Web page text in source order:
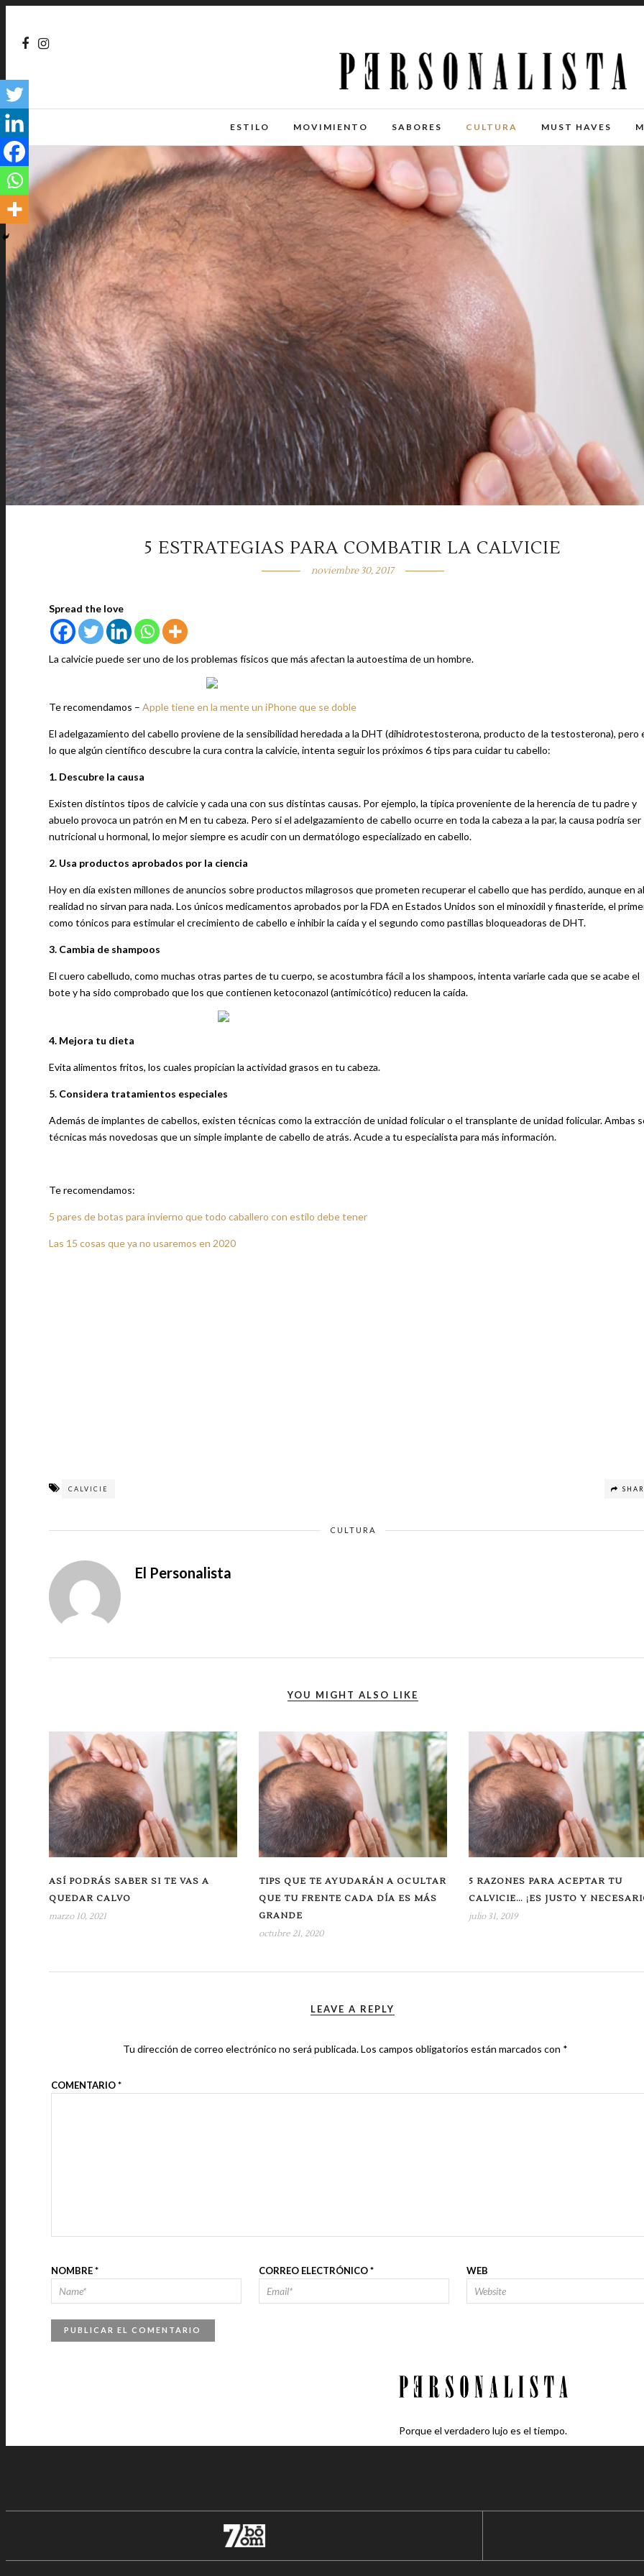
ESTILO MOVIMIENTO SABORES CULTURA MUST HAVES
5 ESTRATEGIAS PARA COMBATIR LA CALVICIE
noviembre 30, 2017
Spread the love
La calvicie puede ser uno de los problemas físicos que más afectan la autoestima de un hombre.
Te recomendamos – Apple tiene en la mente un iPhone que se doble
El adelgazamiento del cabello proviene de la sensibilidad heredada a la DHT (dihidrotestosterona, producto de la testosterona), pero
lo que algún científico descubre la cura contra la calvicie, intenta seguir los próximos 6 tips para cuidar tu cabello:
1. Descubre la causa
Existen distintos tipos de calvicie y cada una con sus distintas causas. Por ejemplo, la típica proveniente de la herencia de tu padre y
abuelo provoca un patrón en M en tu cabeza. Pero si el adelgazamiento de cabello ocurre en toda la cabeza a la par, la causa podría ser
nutricional u hormonal, lo mejor siempre es acudir con un dermatólogo especializado en cabello.
2. Usa productos aprobados por la ciencia
Hoy en día existen millones de anuncios sobre productos milagrosos que prometen recuperar el cabello que has perdido, aunque en al
realidad no sirvan para nada. Los únicos medicamentos aprobados por la FDA en Estados Unidos son el minoxidil y finasteride, el
como tónicos para estimular el crecimiento de cabello e inhibir la caída y el segundo como pastillas bloqueadoras de DHT.
3. Cambia de shampoos
El cuero cabelludo, como muchas otras partes de tu cuerpo, se acostumbra fácil a los shampoos, intenta variarle cada que se acabe el
bote y ha sido comprobado que los que contienen ketoconazol (antimicótico) reducen la caída.
4. Mejora tu dieta
Evita alimentos fritos, los cuales propician la actividad grasos en tu cabeza.
5. Considera tratamientos especiales
Además de implantes de cabellos, existen técnicas como la extracción de unidad folicular o el transplante de unidad folicular. Ambas
técnicas más novedosas que un simple implante de cabello de atrás. Acude a tu especialista para más información.
Te recomendamos:
5 pares de botas para invierno que todo caballero con estilo debe tener
Las 15 cosas que ya no usaremos en 2020
CALVICIE
CULTURA
El Personalista
YOU MIGHT ALSO LIKE
ASÍ PODRÁS SABER SI TE VAS A
QUEDAR CALVO
marzo 10, 2021
TIPS QUE TE AYUDARÁN A OCULTAR
QUE TU FRENTE CADA DÍA ES MÁS
GRANDE
octubre 21, 2020
5 RAZONES PARA ACEPTAR TU
CALVICIE… ¡ES JUSTO Y
julio 31, 2019
LEAVE A REPLY
Tu dirección de correo electrónico no será publicada.Los campos obligatorios están marcados con *
COMENTARIO*
NOMBRE* CORREO ELECTRÓNICO* WEB
Porque el verdadero lujo es el tiempo.